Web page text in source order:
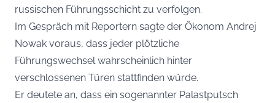
russischen Führungsschicht zu verfolgen.
Im Gespräch mit Reportern sagte der Ökonom Andrej
Nowak voraus, dass jeder plötzliche
Führungswechsel wahrscheinlich hinter
verschlossenen Türen stattfinden würde.
Er deutete an, dass ein sogenannter Palastputsch